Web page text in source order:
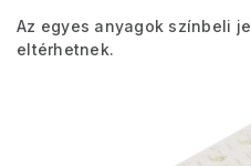
Az egyes anyagok színbeli
eltérhetnek.